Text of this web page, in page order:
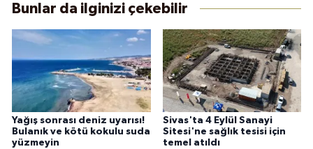
Bunlar da ilginizi çekebilir
Yağış sonrası deniz uyarısı!
Bulanık ve kötü kokulu suda
yüzmeyin
Sivas'ta 4 Eylül Sanayi
Sitesi'ne sağlık tesisi için
temel atıldı